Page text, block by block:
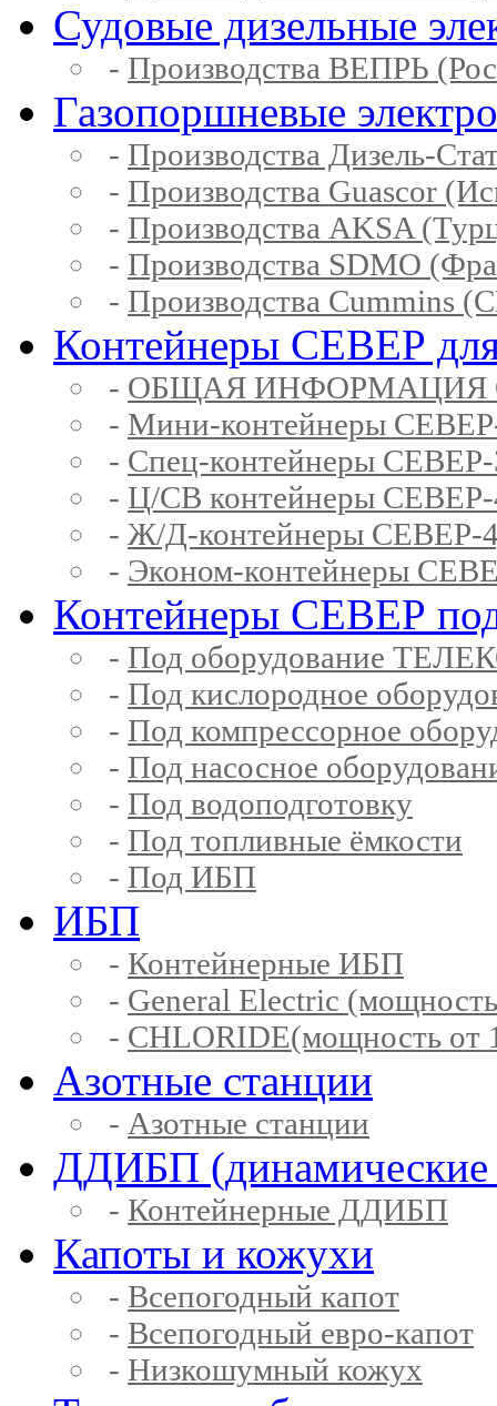
Судовые дизельные
- Производства ВЕПРЬ
Газопоршневые
- Производства Дизель-
- Производства Guascor
- Производства AKSA
- Производства SDMO
- Производства Cummins
Контейнеры СЕВЕР для
- ОБЩАЯ ИНФОРМАЦИЯ
- Мини-контейнеры
- Спец-контейнеры
- Ц/СВ контейнеры
- Ж/Д-контейнеры
- Эконом-контейнеры
Контейнеры СЕВЕР
- Под оборудование
- Под кислородное
- Под компрессорное
- Под насосное
- Под водоподготовку
- Под топливные ёмкости
- Под ИБП
ИБП
- Контейнерные ИБП
- General Electric
- CHLORIDE(мощность от
Азотные станции
- Азотные станции
ДДИБП
- Контейнерные ДДИБП
Капоты и кожухи
- Всепогодный капот
- Всепогодный евро-капот
- Низкошумный кожух